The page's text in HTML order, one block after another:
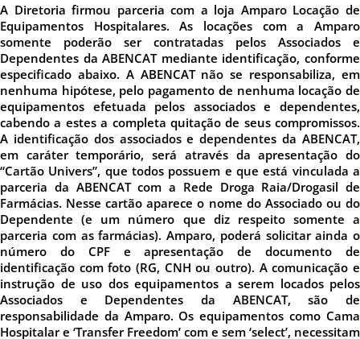
A Diretoria firmou parceria com a loja Amparo Locação de
Equipamentos Hospitalares. As locações com a Amparo
somente poderão ser contratadas pelos Associados e
Dependentes da ABENCAT mediante identificação, conforme
especificado abaixo. A ABENCAT não se responsabiliza, em
nenhuma hipótese, pelo pagamento de nenhuma locação de
equipamentos efetuada pelos associados e dependentes,
cabendo a estes a completa quitação de seus compromissos.
A identificação dos associados e dependentes da ABENCAT,
em caráter temporário, será através da apresentação do
“Cartão Univers”, que todos possuem e que está vinculada a
parceria da ABENCAT com a Rede Droga Raia/Drogasil de
Farmácias. Nesse cartão aparece o nome do Associado ou do
Dependente (e um número que diz respeito somente a
parceria com as farmácias). Amparo, poderá solicitar ainda o
número do CPF e apresentação de documento de
identificação com foto (RG, CNH ou outro). A comunicação e
instrução de uso dos equipamentos a serem locados pelos
Associados e Dependentes da ABENCAT, são de
responsabilidade da Amparo. Os equipamentos como Cama
Hospitalar e ‘Transfer Freedom’ com e sem ‘select’, necessitam